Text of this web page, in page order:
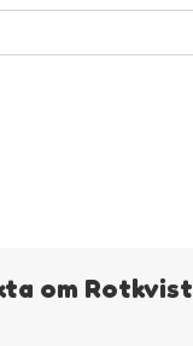
om Rotkvist